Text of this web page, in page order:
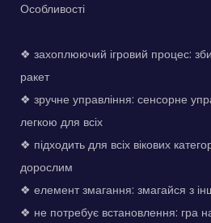
Особливості
❖ захоплюючий ігровий процес:
ракет
❖ зручне управління: сенсорне
легкою для всіх
❖ підходить для всіх вікових
дорослим
❖ елемент змагання: змагайся з
❖ не потребує встановлення: гра